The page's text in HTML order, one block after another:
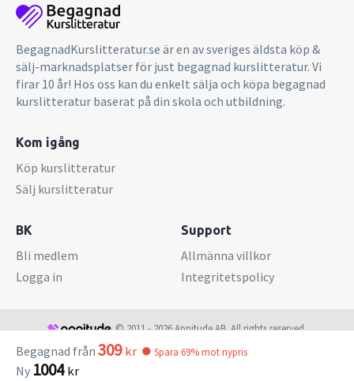
Begagnad från 309kr Spara 69% mot nypris
Ny 1004kr
BegagnadKurslitteratur.se är en av sveriges äldsta köp &
sälj-marknadsplatser för just begagnad kurslitteratur. Vi
firar 10 år! Hos oss kan du enkelt sälja och köpa begagnad
kurslitteratur baserat på din skola och utbildning.
Kom igång
Köp kurslitteratur
Sälj kurslitteratur
BK
Bli medlem
Logga in
Support
Allmänna villkor
Integritetspolicy
© 2011 - 2026 Appitude AB. All rights reserved.